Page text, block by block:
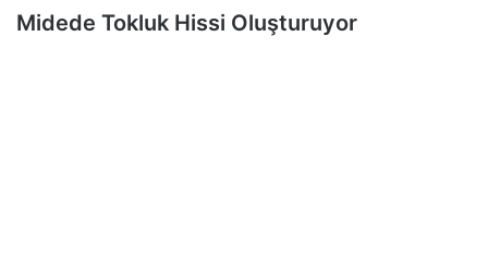
Midede Tokluk Hissi Oluşturuyor